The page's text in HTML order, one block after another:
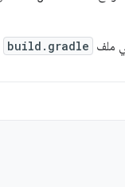
ملف build.gradle